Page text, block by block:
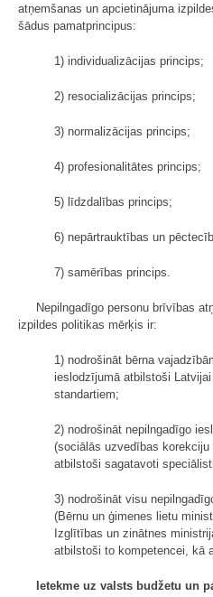
atņemšanas un apcietinājuma
šādus pamatprincipus:
1) individualizācijas princips;
2) resocializācijas princips;
3) normalizācijas princips;
4) profesionalitātes princips;
5) līdzdalības princips;
6) nepārtrauktības un
7) samērības princips.
Nepilngadīgo personu brīvības
izpildes politikas mērķis ir:
1) nodrošināt bērna
ieslodzī­jumā atbilstoši
standartiem;
2) nodrošināt nepilngadīgo
(sociālās uzvedības
atbilstoši sagatavoti
3) nodrošināt visu
(Bērnu un ģimenes lietu
Izglītības un zinātnes
atbilstoši to kompetencei, kā
Ietekme uz valsts budžetu un